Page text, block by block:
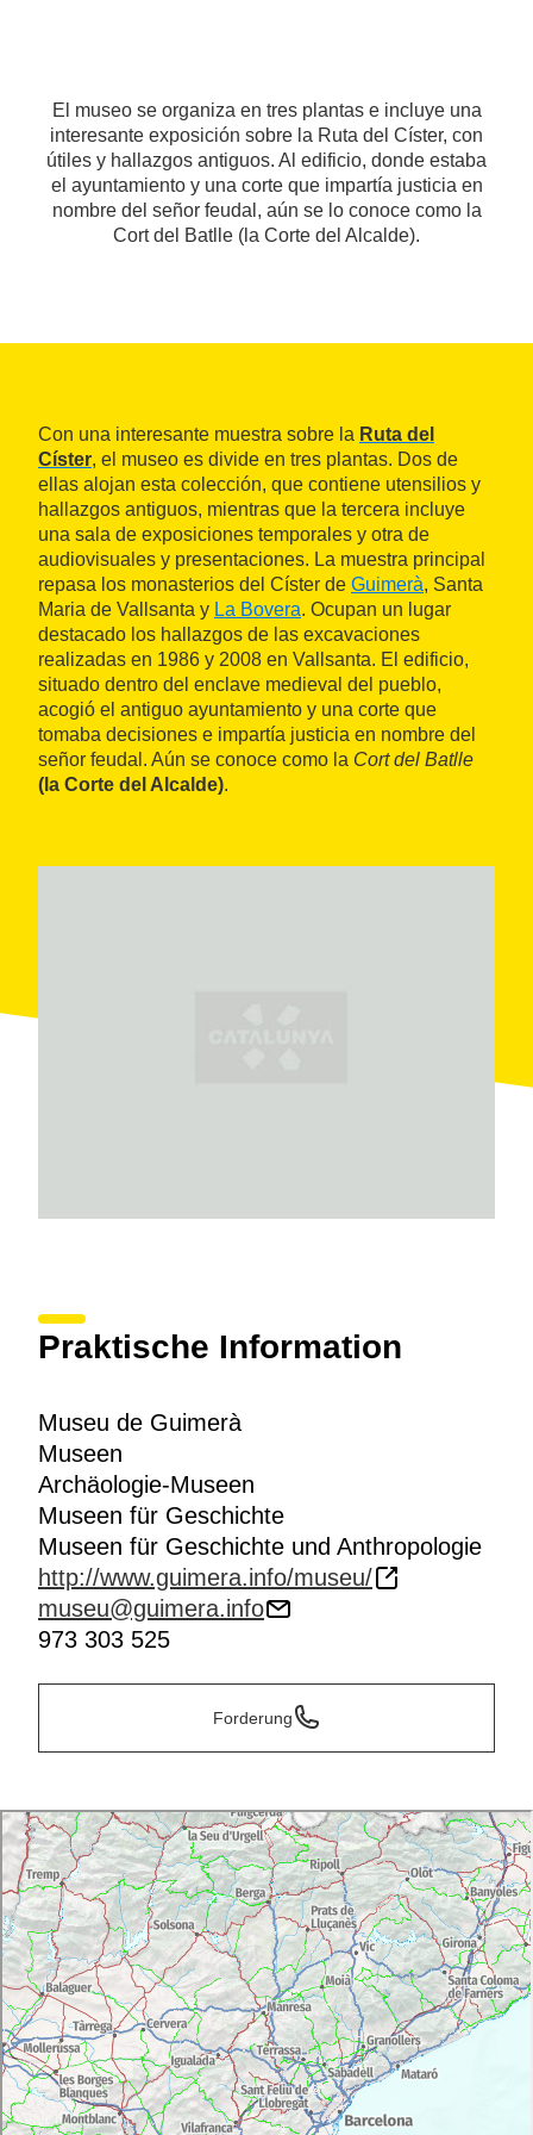
El museo se organiza en tres plantas e incluye una
interesante exposición sobre la Ruta del Císter, con
útiles y hallazgos antiguos. Al edificio, donde estaba
el ayuntamiento y una corte que impartía justicia en
nombre del señor feudal, aún se lo conoce como la
Cort del Batlle (la Corte del Alcalde).
Con una interesante muestra sobre la Ruta del
Císter, el museo es divide en tres plantas. Dos de
ellas alojan esta colección, que contiene utensilios y
hallazgos antiguos, mientras que la tercera incluye
una sala de exposiciones temporales y otra de
audiovisuales y presentaciones. La muestra principal
repasa los monasterios del Císter de Guimerà, Santa
Maria de Vallsanta y La Bovera. Ocupan un lugar
destacado los hallazgos de las excavaciones
realizadas en 1986 y 2008 en Vallsanta. El edificio,
situado dentro del enclave medieval del pueblo,
acogió el antiguo ayuntamiento y una corte que
tomaba decisiones e impartía justicia en nombre del
señor feudal. Aún se conoce como la Cort del Batlle
(la Corte del Alcalde).
Praktische Information
Museu de Guimerà
Museen
Archäologie-Museen
Museen für Geschichte
Museen für Geschichte und Anthropologie
http://www.guimera.info/museu/
museu@guimera.info
973 303 525
Forderung